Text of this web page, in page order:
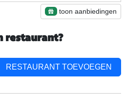
toon aanbiedingen
restaurant?
RESTAURANT TOEVOEGEN